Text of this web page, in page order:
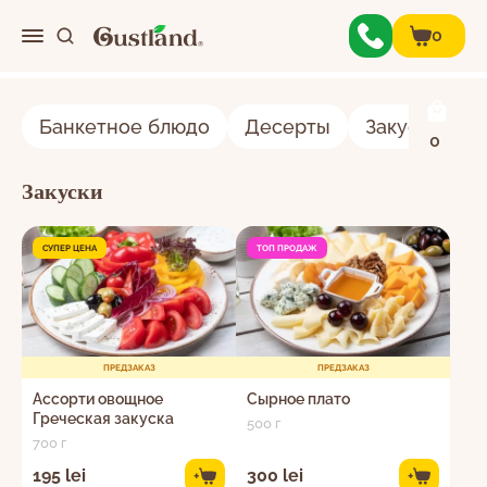
0
0
Меню
Контакты
Корзина
Банкетное блюдо Десерты Закуски
0
Закуски
Закуски
СУПЕР ЦЕНА
ПРЕДЗАКАЗ
Ассорти овощное
Греческая закуска
700 г
195 lei +
ТОП ПРОДАЖ
ПРЕДЗАКАЗ
Сырное плато
500 г
300 lei +